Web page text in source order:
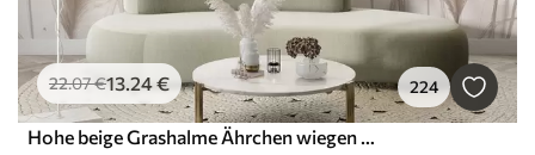
22.07€13.24€ 224
Hohe beige Grashalme Ährchen wiegen sich im Wind vor einem weichen, hellen Hintergrund